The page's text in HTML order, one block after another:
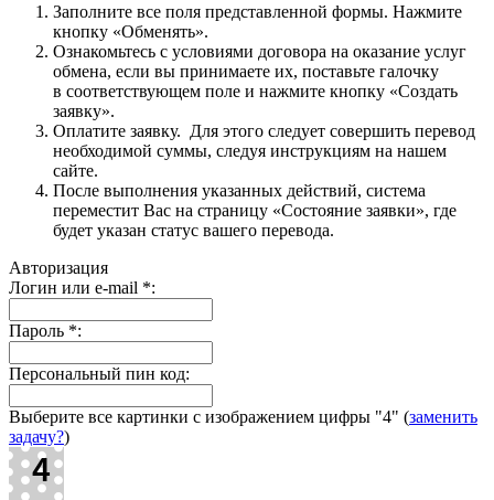
Заполните все поля представленной формы. Нажмите
кнопку «Обменять».
Ознакомьтесь с условиями договора на оказание услуг
обмена, если вы принимаете их, поставьте галочку
в соответствующем поле и нажмите кнопку «Создать
заявку».
Оплатите заявку. Для этого следует совершить перевод
необходимой суммы, следуя инструкциям на нашем
сайте.
После выполнения указанных действий, система
переместит Вас на страницу «Состояние заявки», где
будет указан статус вашего перевода.
Авторизация
Логин или e-mail *:
Пароль *:
Персональный пин код:
Выберите все картинки с изображением цифры "4" (заменить
задачу?)